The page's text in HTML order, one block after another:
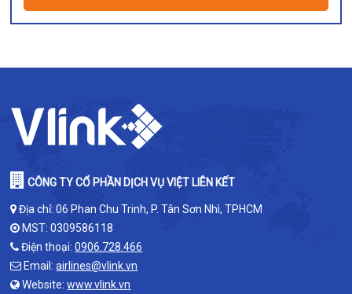
CÔNG TY CỔ PHẦN DỊCH VỤ VIỆT LIÊN KẾT
Địa chỉ: 06 Phan Chu Trinh, P. Tân Sơn Nhì, TPHCM
MST: 0309586118
Điện thoại:0906.728.466
Email:airlines@vlink.vn
Website:www.vlink.vn